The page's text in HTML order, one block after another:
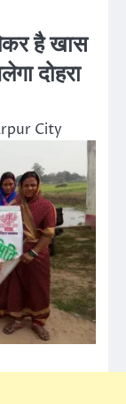
है खास
दोहरा
City